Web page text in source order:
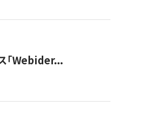
「Webider...